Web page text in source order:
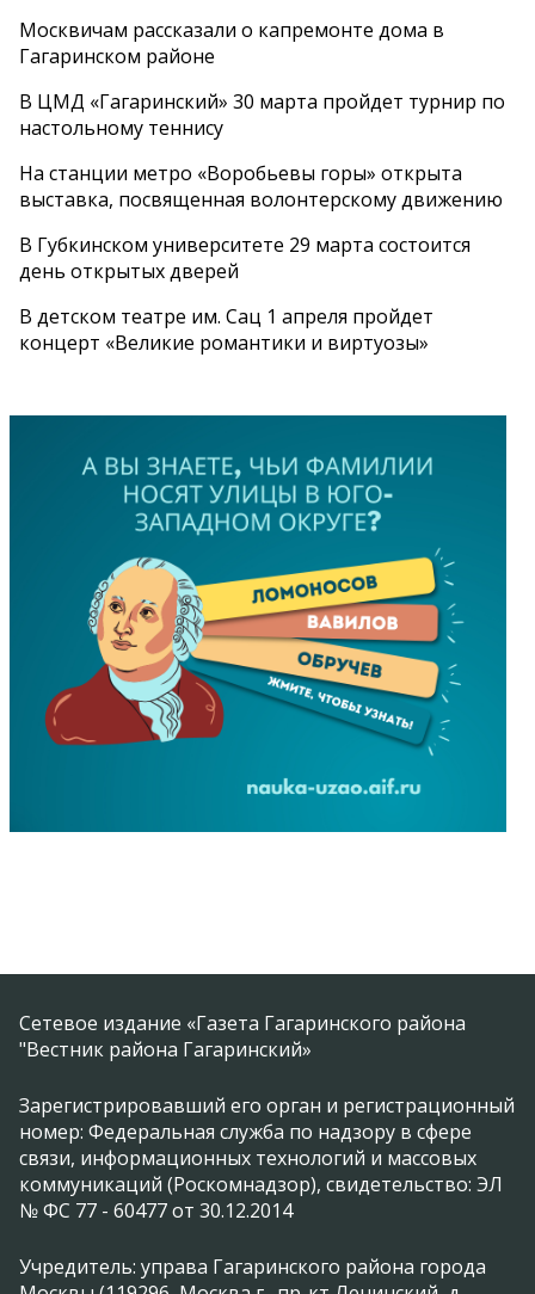
Москвичам рассказали о капремонте дома в
Гагаринском районе
В ЦМД «Гагаринский» 30 марта пройдет турнир по
настольному теннису
На станции метро «Воробьевы горы» открыта
выставка, посвященная волонтерскому движению
В Губкинском университете 29 марта состоится
день открытых дверей
В детском театре им. Сац 1 апреля пройдет
концерт «Великие романтики и виртуозы»
Сетевое издание «Газета Гагаринского района
"Вестник района Гагаринский»
Зарегистрировавший его орган и регистрационный
номер: Федеральная служба по надзору в сфере
связи, информационных технологий и массовых
коммуникаций (Роскомнадзор), свидетельство: ЭЛ
№ ФС 77 - 60477 от 30.12.2014
Учредитель: управа Гагаринского района города